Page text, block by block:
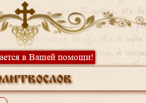
в Вашей помощи!